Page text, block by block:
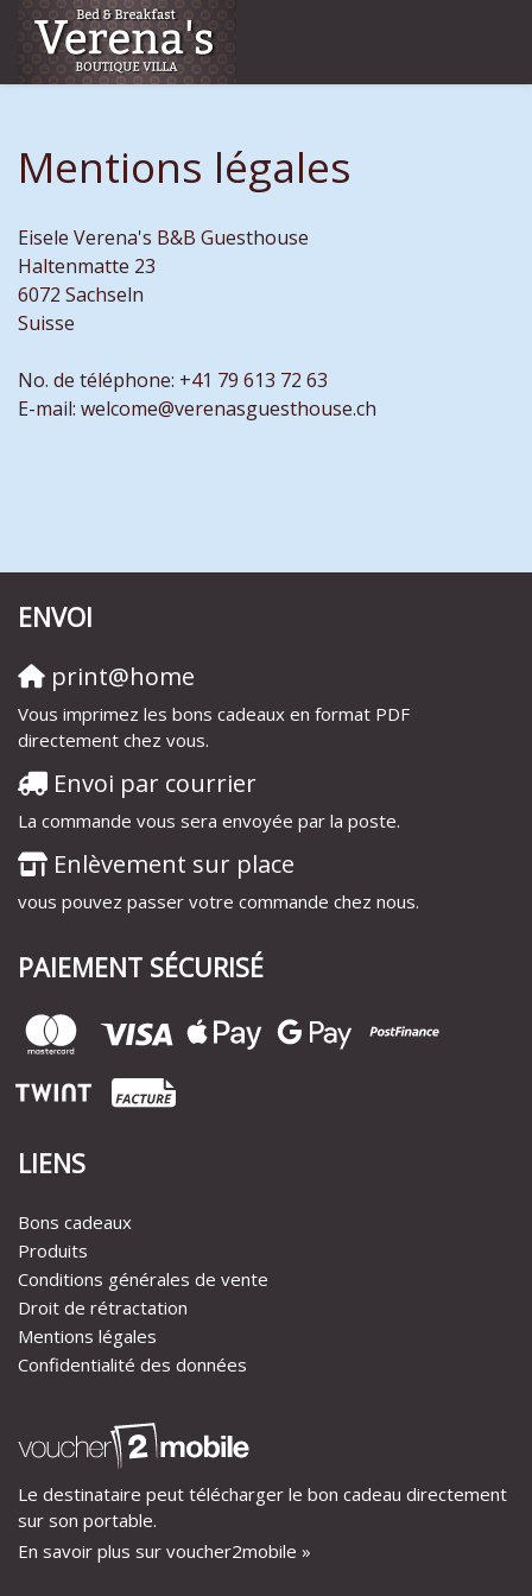
Mentions légales
Eisele Verena's B&B Guesthouse
Haltenmatte 23
6072 Sachseln
Suisse
No. de téléphone: +41 79 613 72 63
E-mail: welcome@verenasguesthouse.ch
ENVOI
print@home
Vous imprimez les bons cadeaux en format PDF
directement chez vous.
Envoi par courrier
La commande vous sera envoyée par la poste.
Enlèvement sur place
vous pouvez passer votre commande chez nous.
PAIEMENT SÉCURISÉ
LIENS
Bons cadeaux
Produits
Conditions générales de vente
Droit de rétractation
Mentions légales
Confidentialité des données
Le destinataire peut télécharger le bon cadeau directement
sur son portable.
En savoir plus sur voucher2mobile »